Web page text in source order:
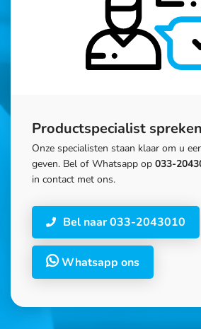
Productspecialist
Onze specialisten staan klaar om u
geven. Bel of Whatsapp op 033-
in contact met ons.
Bel naar 033-2043010
Whatsapp ons